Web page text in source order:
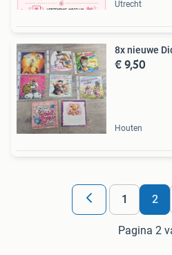
Utrecht
8x nieuwe
€ 9,50
Houten
1 2
Pagina 2